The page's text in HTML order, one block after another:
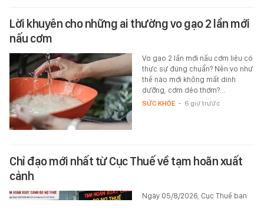
Lời khuyên cho những ai thường vo gạo 2 lần mới
nấu cơm
Vo gạo 2 lần mới nấu cơm liệu có
thực sự đúng chuẩn? Nên vo như
thế nào mới không mất dinh
dưỡng, cơm dẻo thơm?...
SỨC KHỎE - 6 giờ trước
Chỉ đạo mới nhất từ Cục Thuế về tạm hoãn xuất
cảnh
Ngày 05/8/2026, Cục Thuế ban